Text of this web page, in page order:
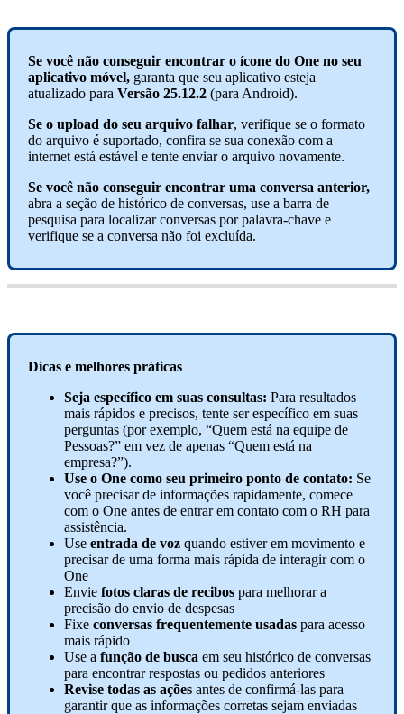
Se você não conseguir encontrar o ícone do One no seu
aplicativo móvel, garanta que seu aplicativo esteja
atualizado para Versão 25.12.2 (para Android).
Se o upload do seu arquivo falhar, verifique se o formato
do arquivo é suportado, confira se sua conexão com a
internet está estável e tente enviar o arquivo novamente.
Se você não conseguir encontrar uma conversa anterior,
abra a seção de histórico de conversas, use a barra de
pesquisa para localizar conversas por palavra-chave e
verifique se a conversa não foi excluída.
Dicas e melhores práticas
Seja específico em suas consultas: Para resultados
mais rápidos e precisos, tente ser específico em suas
perguntas (por exemplo, “Quem está na equipe de
Pessoas?” em vez de apenas “Quem está na
empresa?”).
Use o One como seu primeiro ponto de contato: Se
você precisar de informações rapidamente, comece
com o One antes de entrar em contato com o RH para
assistência.
Use entrada de voz quando estiver em movimento e
precisar de uma forma mais rápida de interagir com o
One
Envie fotos claras de recibos para melhorar a
precisão do envio de despesas
Fixe conversas frequentemente usadas para acesso
mais rápido
Use a função de busca em seu histórico de conversas
para encontrar respostas ou pedidos anteriores
Revise todas as ações antes de confirmá-las para
garantir que as informações corretas sejam enviadas